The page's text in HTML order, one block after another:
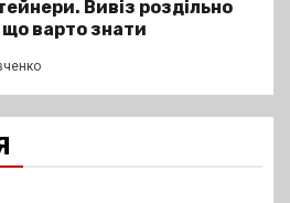
Вивіз роздільно
що варто знати